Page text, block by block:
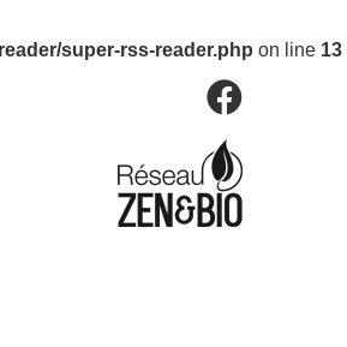
super-rss-reader.php on line 13